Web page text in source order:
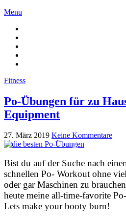
Menu
Fitness
Po-Übungen für zu
Equipment
27. März 2019 Keine Kommentare
Bist du auf der Suche nach
schnellen Po- Workout ohne
oder gar Maschinen zu
heute meine all-time-favorite
Lets make your booty burn!